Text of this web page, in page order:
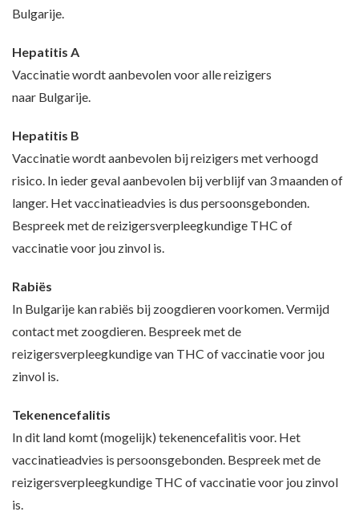
Bulgarije.
Hepatitis A
Vaccinatie wordt aanbevolen voor alle reizigers
naar Bulgarije.
Hepatitis B
Vaccinatie wordt aanbevolen bij reizigers met verhoogd
risico. In ieder geval aanbevolen bij verblijf van 3 maanden of
langer. Het vaccinatieadvies is dus persoonsgebonden.
Bespreek met de reizigersverpleegkundige THC of
vaccinatie voor jou zinvol is.
Rabiës
In Bulgarije kan rabiës bij zoogdieren voorkomen. Vermijd
contact met zoogdieren. Bespreek met de
reizigersverpleegkundige van THC of vaccinatie voor jou
zinvol is.
Tekenencefalitis
In dit land komt (mogelijk) tekenencefalitis voor. Het
vaccinatieadvies is persoonsgebonden. Bespreek met de
reizigersverpleegkundige THC of vaccinatie voor jou zinvol
is.